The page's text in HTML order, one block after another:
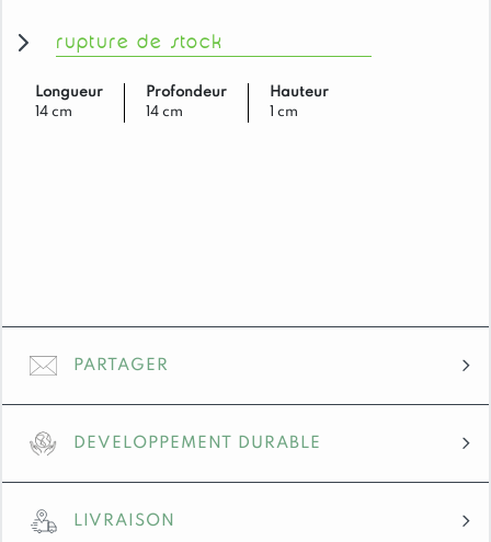
rupture de stock
Longueur
14 cm
Profondeur
14 cm
Hauteur
1 cm
PARTAGER
DEVELOPPEMENT DURABLE
Implanté en Savoie depuis 1987, nous avons à cœur
LIVRAISON